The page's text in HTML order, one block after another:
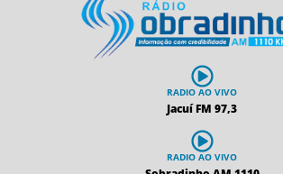
RADIO AO VIVO
Jacuí FM 97,3
RADIO AO VIVO